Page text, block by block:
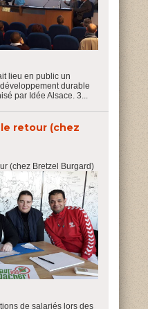
lieu en public un
durable
par Idée Alsace. 3...
le retour (chez
(chez Bretzel Burgard)
de salariés lors des